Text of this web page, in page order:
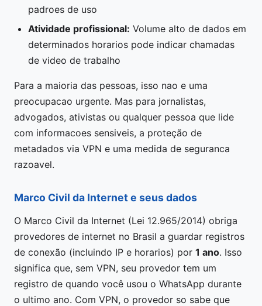
padroes de uso
Atividade profissional: Volume alto de dados em
determinados horarios pode indicar chamadas
de video de trabalho
Para a maioria das pessoas, isso nao e uma
preocupacao urgente. Mas para jornalistas,
advogados, ativistas ou qualquer pessoa que lide
com informacoes sensiveis, a proteção de
metadados via VPN e uma medida de seguranca
razoavel.
Marco Civil da Internet e seus dados
O Marco Civil da Internet (Lei 12.965/2014) obriga
provedores de internet no Brasil a guardar registros
de conexão (incluindo IP e horarios) por 1 ano. Isso
significa que, sem VPN, seu provedor tem um
registro de quando você usou o WhatsApp durante
o ultimo ano. Com VPN, o provedor so sabe que